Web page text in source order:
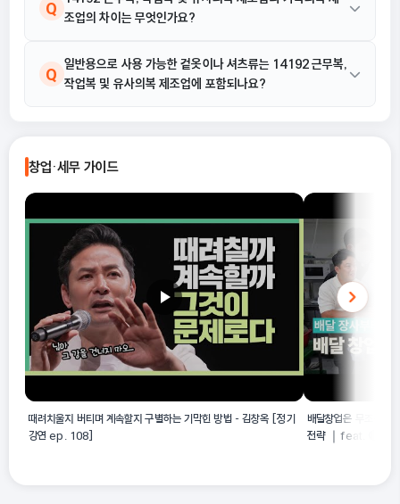
Q 조업의 차이는 무엇인가요?
A 14192 근무복, 작업복 및 유사의복 제조업은 가죽 및 모피 의복은
제외되지만, 가죽 또는 모피로 장식한 것은 포함합니다. 반면, 가죽
Q
일반용으로 사용 가능한 겉옷이나 셔츠류는 14192 근무복,
작업복 및 유사의복 제조업에 포함되나요?
근무복, 작업복, 체육복, 교복, 제복 등 단체복 및 수영복, 스키복 등
유사 의복류를 대상으로 합니다.
창업·세무 가이드
때려치울지 버티며 계속할지 구별하는 기막힌 방법 - 김창옥 [정기
강연 ep. 108]
배달창업은 무조건 안
전략 ｜feat. 🔴배달